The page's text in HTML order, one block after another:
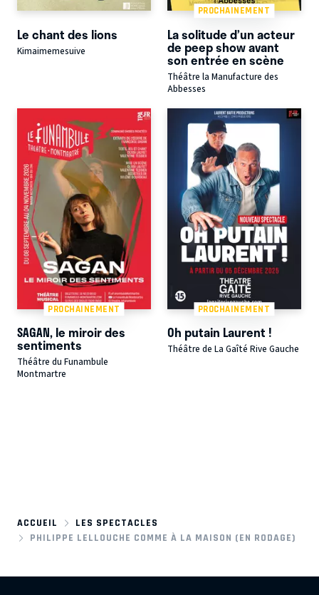
Le chant des lions
Kimaimemesuive
PROCHAINEMENT
La solitude d’un acteur
de peep show avant
son entrée en scène
Théâtre la Manufacture des
Abbesses
PROCHAINEMENT
SAGAN, le miroir des
sentiments
Théâtre du Funambule
Montmartre
PROCHAINEMENT
Oh putain Laurent !
Théâtre de La Gaîté Rive Gauche
ACCUEIL
LES SPECTACLES
PHILIPPE LELLOUCHE COMME À LA MAISON (EN RODAGE)